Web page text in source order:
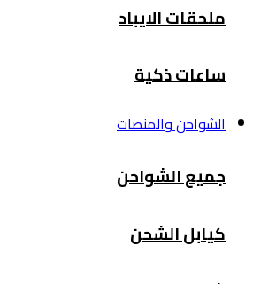
ملحقات الايباد
ساعات ذكية
الشواحن والمنصات
جميع الشواحن
كيابل الشحن